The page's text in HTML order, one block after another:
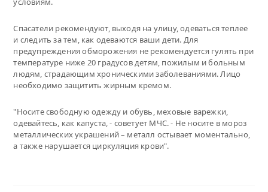
Спасатели рекомендуют, выходя на улицу, одеваться теплее
и следить за тем, как одеваются ваши дети. Для
предупреждения обморожения не рекомендуется гулять при
температуре ниже 20 градусов детям, пожилым и больным
людям, страдающим хроническими заболеваниями. Лицо
необходимо защитить жирным кремом.
"Носите свободную одежду и обувь, меховые варежки,
одевайтесь, как капуста, - советует МЧС. - Не носите в мороз
металлических украшений – металл остывает моментально,
а также нарушается циркуляция крови".